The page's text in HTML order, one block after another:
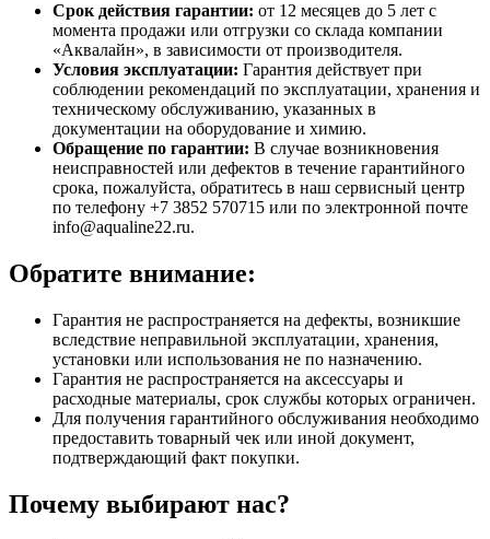
Срок действия гарантии: от 12 месяцев до 5 лет с
момента продажи или отгрузки со склада компании
«Аквалайн», в зависимости от производителя.
Условия эксплуатации: Гарантия действует при
соблюдении рекомендаций по эксплуатации, хранения и
техническому обслуживанию, указанных в
документации на оборудование и химию.
Обращение по гарантии: В случае возникновения
неисправностей или дефектов в течение гарантийного
срока, пожалуйста, обратитесь в наш сервисный центр
по телефону +7 3852 570715 или по электронной почте
info@aqualine22.ru.
Обратите внимание:
Гарантия не распространяется на дефекты, возникшие
вследствие неправильной эксплуатации, хранения,
установки или использования не по назначению.
Гарантия не распространяется на аксессуары и
расходные материалы, срок службы которых ограничен.
Для получения гарантийного обслуживания необходимо
предоставить товарный чек или иной документ,
подтверждающий факт покупки.
Почему выбирают нас?